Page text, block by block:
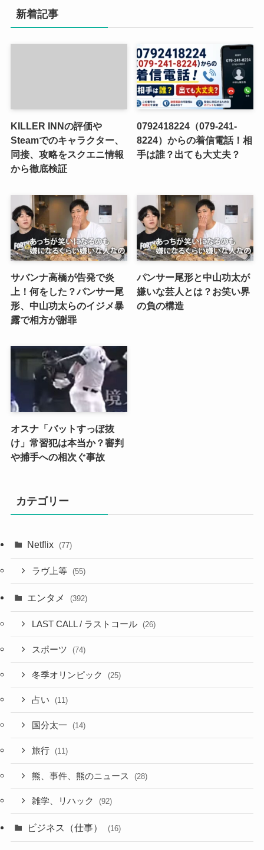
新着記事
KILLER INNの評価や
Steamでのキャラクター、
同接、攻略をスクエニ情報
から徹底検証
0792418224（079-241-
8224）からの着信電話！相
手は誰？出ても大丈夫？
サバンナ高橋が告発で炎
上！何をした？パンサー尾
形、中山功太らのイジメ暴
露で相方が謝罪
パンサー尾形と中山功太が
嫌いな芸人とは？お笑い界
の負の構造
オスナ「バットすっぽ抜
け」常習犯は本当か？審判
や捕手への相次ぐ事故
カテゴリー
Netflix (77)
ラヴ上等 (55)
エンタメ (392)
LAST CALL / ラストコール (26)
スポーツ (74)
冬季オリンピック (25)
占い (11)
国分太一 (14)
旅行 (11)
熊、事件、熊のニュース (28)
雑学、リハック (92)
ビジネス（仕事） (16)